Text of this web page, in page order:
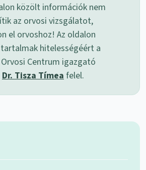
közölt információk nem
az orvosi vizsgálatot,
el orvoshoz! Az oldalon
hitelességéért a
Centrum igazgató
Dr. Tisza Tímea felel.